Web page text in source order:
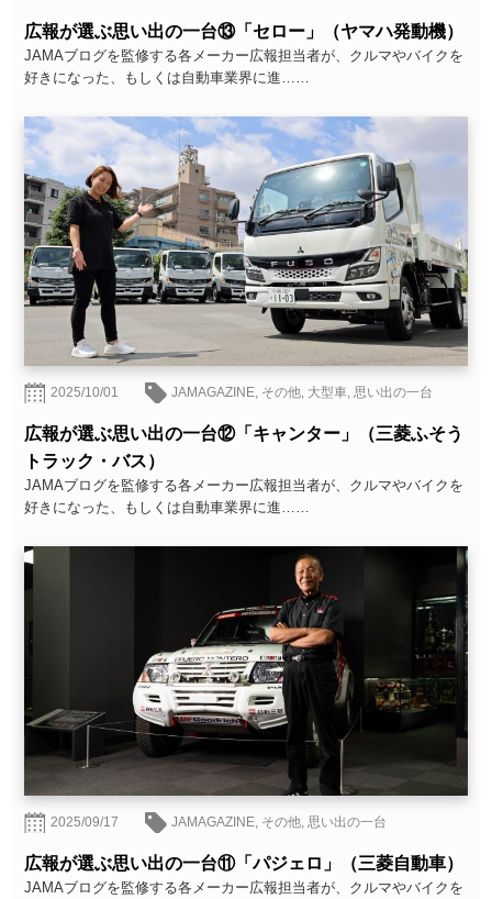
広報が選ぶ思い出の一台⑬「セロー」（ヤマハ発動機）
JAMAブログを監修する各メーカー広報担当者が、クルマやバイクを
好きになった、もしくは自動車業界に進……
2025/10/01 JAMAGAZINE, その他, 大型車,思い出の一台
広報が選ぶ思い出の一台⑫「キャンター」（三菱ふそう
トラック・バス）
JAMAブログを監修する各メーカー広報担当者が、クルマやバイクを
好きになった、もしくは自動車業界に進……
2025/09/17 JAMAGAZINE, その他,思い出の一台
広報が選ぶ思い出の一台⑪「パジェロ」（三菱自動車）
JAMAブログを監修する各メーカー広報担当者が、クルマやバイクを